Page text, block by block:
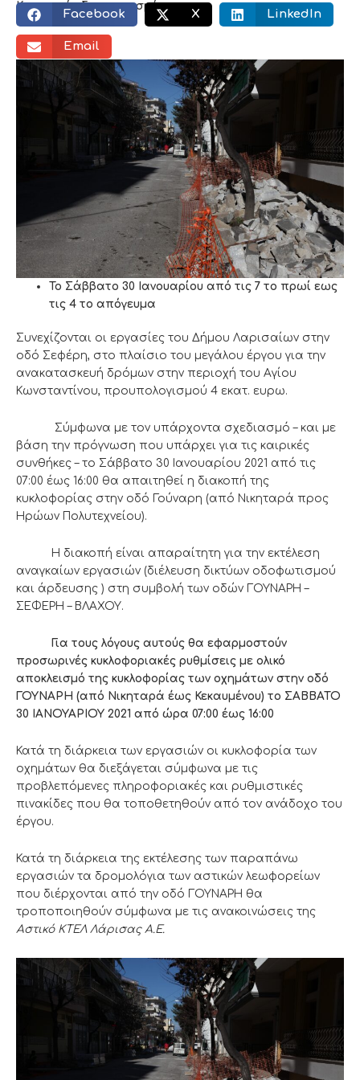
Κοινωνικός διαμοιρασμός:
Facebook X LinkedIn
Email
Το Σάββατο 30 Ιανουαρίου από τις 7 το πρωί εως
τις 4 το απόγευμα
Συνεχίζονται οι εργασίες του Δήμου Λαρισαίων στην
οδό Σεφέρη, στο πλαίσιο του μεγάλου έργου για την
ανακατασκευή δρόμων στην περιοχή του Αγίου
Κωνσταντίνου, προυπολογισμού 4 εκατ. ευρω.
Σύμφωνα με τον υπάρχοντα σχεδιασμό – και με
βάση την πρόγνωση που υπάρχει για τις καιρικές
συνθήκες – το Σάββατο 30 Ιανουαρίου 2021 από τις
07:00 έως 16:00 θα απαιτηθεί η διακοπή της
κυκλοφορίας στην οδό Γούναρη (από Νικηταρά προς
Ηρώων Πολυτεχνείου).
Η διακοπή είναι απαραίτητη για την εκτέλεση
αναγκαίων εργασιών (διέλευση δικτύων οδοφωτισμού
και άρδευσης ) στη συμβολή των οδών ΓΟΥΝΑΡΗ –
ΣΕΦΕΡΗ – ΒΛΑΧΟΥ.
Για τους λόγους αυτούς θα εφαρμοστούν
προσωρινές κυκλοφοριακές ρυθμίσεις με ολικό
αποκλεισμό της κυκλοφορίας των οχημάτων στην οδό
ΓΟΥΝΑΡΗ (από Νικηταρά έως Κεκαυμένου) το ΣΑΒΒΑΤΟ
30 ΙΑΝΟΥΑΡΙΟΥ 2021 από ώρα 07:00 έως 16:00
Κατά τη διάρκεια των εργασιών οι κυκλοφορία των
οχημάτων θα διεξάγεται σύμφωνα με τις
προβλεπόμενες πληροφοριακές και ρυθμιστικές
πινακίδες που θα τοποθετηθούν από τον ανάδοχο του
έργου.
Κατά τη διάρκεια της εκτέλεσης των παραπάνω
εργασιών τα δρομολόγια των αστικών λεωφορείων
που διέρχονται από την οδό ΓΟΥΝΑΡΗ θα
τροποποιηθούν σύμφωνα με τις ανακοινώσεις της
Αστικό ΚΤΕΛ Λάρισας Α.Ε.